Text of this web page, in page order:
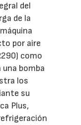
del
de la
por aire
como
bomba
los
su
Plus,